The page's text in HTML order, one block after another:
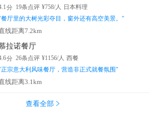
分 19条点评 ¥758/人 日本料理
餐厅里的大树光彩夺目，窗外还有高空美景。 "
线距离7.2km
拉诺餐厅
分 26条点评 ¥1156/人 西餐
正宗意大利风味餐厅，营造非正式就餐氛围"
线距离3.1km
查看全部 